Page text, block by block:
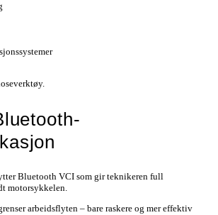
Bluetooth VCI som gir teknikeren full
motorsykkelen.
arbeidsflyten – bare raskere og mer effektiv